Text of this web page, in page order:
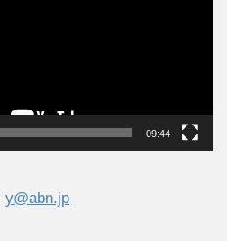
09:44
y@abn.jp